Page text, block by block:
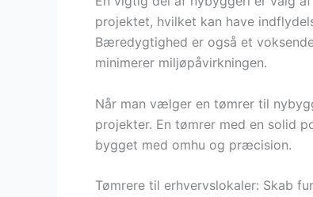
projektet, hvilket kan have
Bæredygtighed er også et
minimerer miljøpåvirkningen.
Når man vælger en tømrer til
projekter. En tømrer med en solid
bygget med omhu og præcision.
Tømrere til erhvervslokaler: Skab